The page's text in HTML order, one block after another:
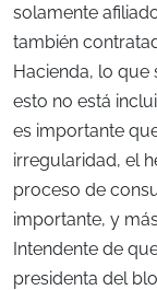
solamente
también
Hacienda, lo que
esto no está
es importante
irregularidad, el
proceso de
importante, y
Intendente de
presidenta del